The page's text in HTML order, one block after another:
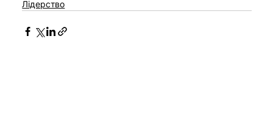
Лідерство